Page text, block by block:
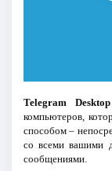
Telegram Desktop
компьютеров,
способом –
со всеми вашими
сообщениями.